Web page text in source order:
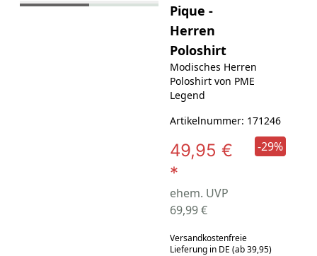
Pique -
Herren
Poloshirt
Modisches Herren
Poloshirt von PME
Legend
Artikelnummer: 171246
49,95 €
*
ehem. UVP
69,99 €
-29%
Versandkostenfreie
Lieferung in DE (ab 39,95)